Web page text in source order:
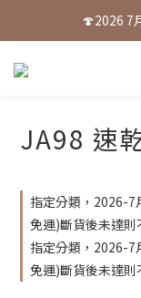
🍄2026 7
JA98 速
指定分類，2026-7
免運)斷貨後未達則
指定分類，2026-7
免運)斷貨後未達則